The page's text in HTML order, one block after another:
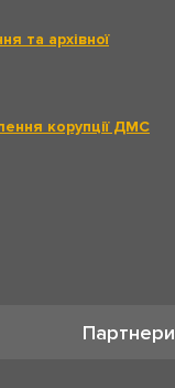
та архівної
корупції ДМС
Партнери